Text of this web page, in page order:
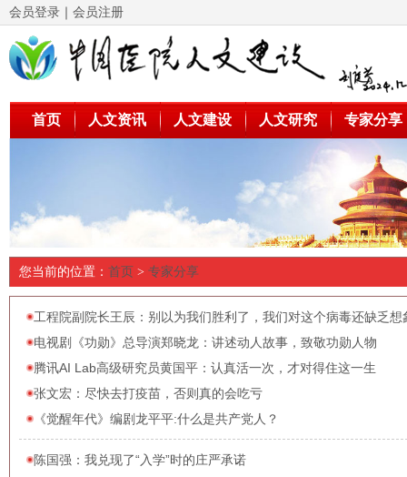
会员登录 ｜ 会员注册
首页 人文资讯 人文建设 人文研究 专家分享
您当前的位置： 首页 > 专家分享
工程院副院长王辰：别以为我们胜利了，我们对这个病毒还缺乏想
电视剧《功勋》总导演郑晓龙：讲述动人故事，致敬功勋人物
腾讯AI Lab高级研究员黄国平：认真活一次，才对得住这一生
张文宏：尽快去打疫苗，否则真的会吃亏
《觉醒年代》编剧龙平平:什么是共产党人？
陈国强：我兑现了“入学”时的庄严承诺